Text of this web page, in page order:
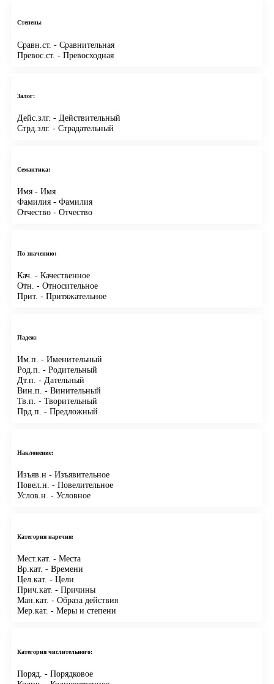
Степень:
Сравн.ст. - Сравнительная
Превос.ст. - Превосходная
Залог:
Дейс.злг. - Действительный
Стрд.злг. - Страдательный
Семантика:
Имя - Имя
Фамилия - Фамилия
Отчество - Отчество
По значению:
Кач. - Качественное
Отн. - Относительное
Прит. - Притяжательное
Падеж:
Им.п. - Именительный
Род.п. - Родительный
Дт.п. - Дательный
Вин.п. - Винительный
Тв.п. - Творительный
Прд.п. - Предложный
Наклонение:
Изъяв.н - Изъявительное
Повел.н. - Повелительное
Услов.н. - Условное
Категория наречия:
Мест.кат. - Места
Вр.кат. - Времени
Цел.кат. - Цели
Прич.кат. - Причины
Ман.кат. - Образа действия
Мер.кат. - Меры и степени
Категория числительного:
Поряд. - Порядковое